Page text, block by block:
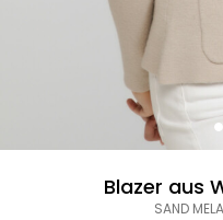
Blazer aus
SAND